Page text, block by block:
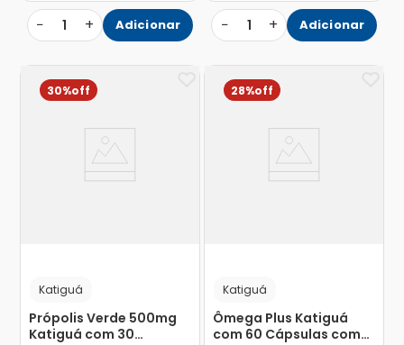
− 1 + Adicionar − 1 + Adicionar
30%
Katiguá
Própolis Verde 500mg
Katiguá com 30
28%
Katiguá
Ômega Plus Katiguá
com 60 Cápsulas com